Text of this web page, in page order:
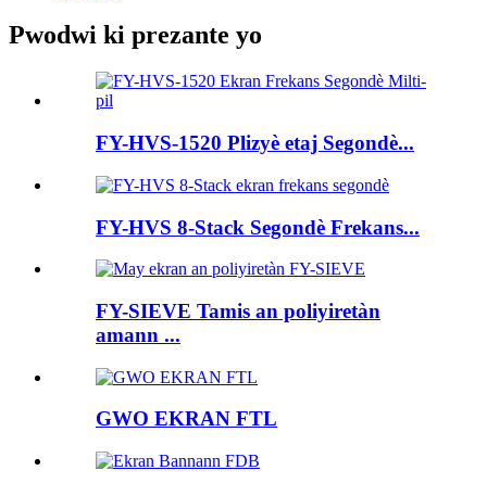
Pwodwi ki prezante yo
FY-HVS-1520 Plizyè etaj Segondè...
FY-HVS 8-Stack Segondè Frekans...
FY-SIEVE Tamis an poliyiretàn
amann ...
GWO EKRAN FTL